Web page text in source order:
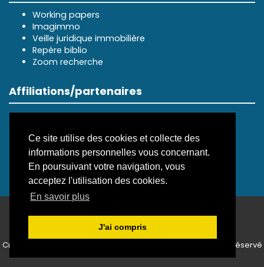
Ce site utilise des cookies et collecte des
informations personnelles vous concernant.
En poursuivant votre navigation, vous
acceptez l'utilisation des cookies.
En savoir plus
J'ai compris
Working papers
Imagimmo
Veille juridique immobilière
Repère biblio
Zoom recherche
Affiliations/partenaires
—Politique de confidentialité
Créé et hébergé par Chapitre 9
Accès réservé